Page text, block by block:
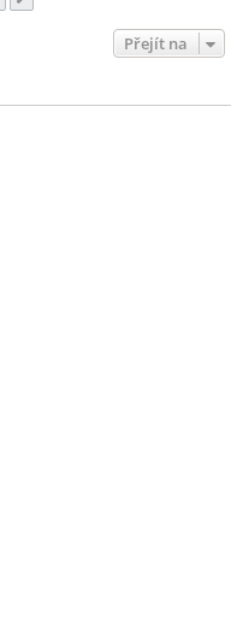
Přejít na